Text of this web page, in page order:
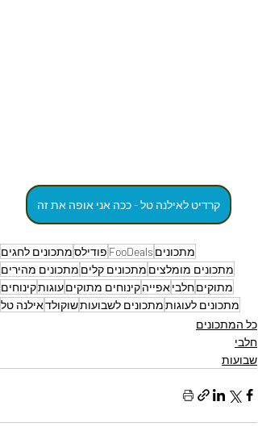
קרדיט לאילנה טל - ככה אני אופה את זה
מתכונים FooDeals פודילסמתכונים לחגים
מתכונים מומלצים מתכונים קלים מתכונים מהירים
מתוקיםחלביאפייהקינוחים מתוקיםעוגותקינוחים
מתכונים לעוגותמתכונים לשבועותשוקולדאילנה טל
כל המתכונים
חלבי
שבועות